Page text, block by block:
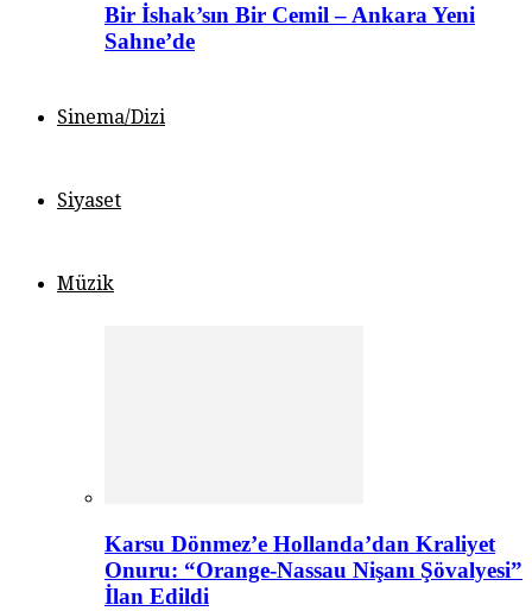
Bir İshak’sın Bir Cemil – Ankara Yeni
Sahne’de
Sinema/Dizi
Siyaset
Müzik
Karsu Dönmez’e Hollanda’dan Kraliyet
Onuru: “Orange-Nassau Nişanı Şövalyesi”
İlan Edildi